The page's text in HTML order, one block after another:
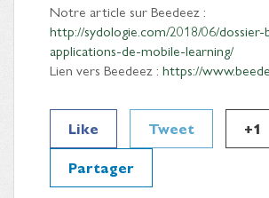
Notre article sur Beedeez :
http://sydologie.com/2018/06/dossier-
applications-de-mobile-learning/
Lien vers Beedeez : https://
Like Tweet
+1
Partager